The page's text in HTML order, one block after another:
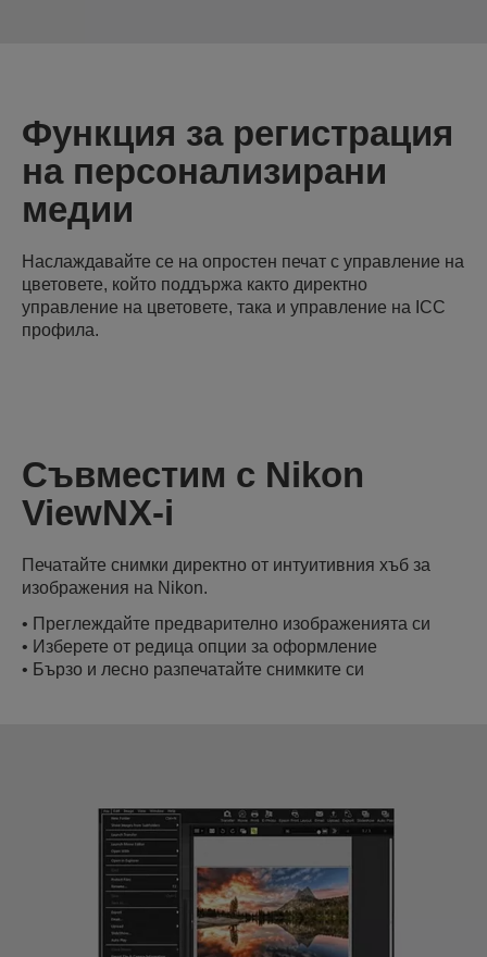
Функция за регистрация
на персонализирани
медии
Наслаждавайте се на опростен печат с управление на
цветовете, който поддържа както директно
управление на цветовете, така и управление на ICC
профила.
Съвместим с Nikon
ViewNX-i
Печатайте снимки директно от интуитивния хъб за
изображения на Nikon.
• Преглеждайте предварително изображенията си
• Изберете от редица опции за оформление
• Бързо и лесно разпечатайте снимките си